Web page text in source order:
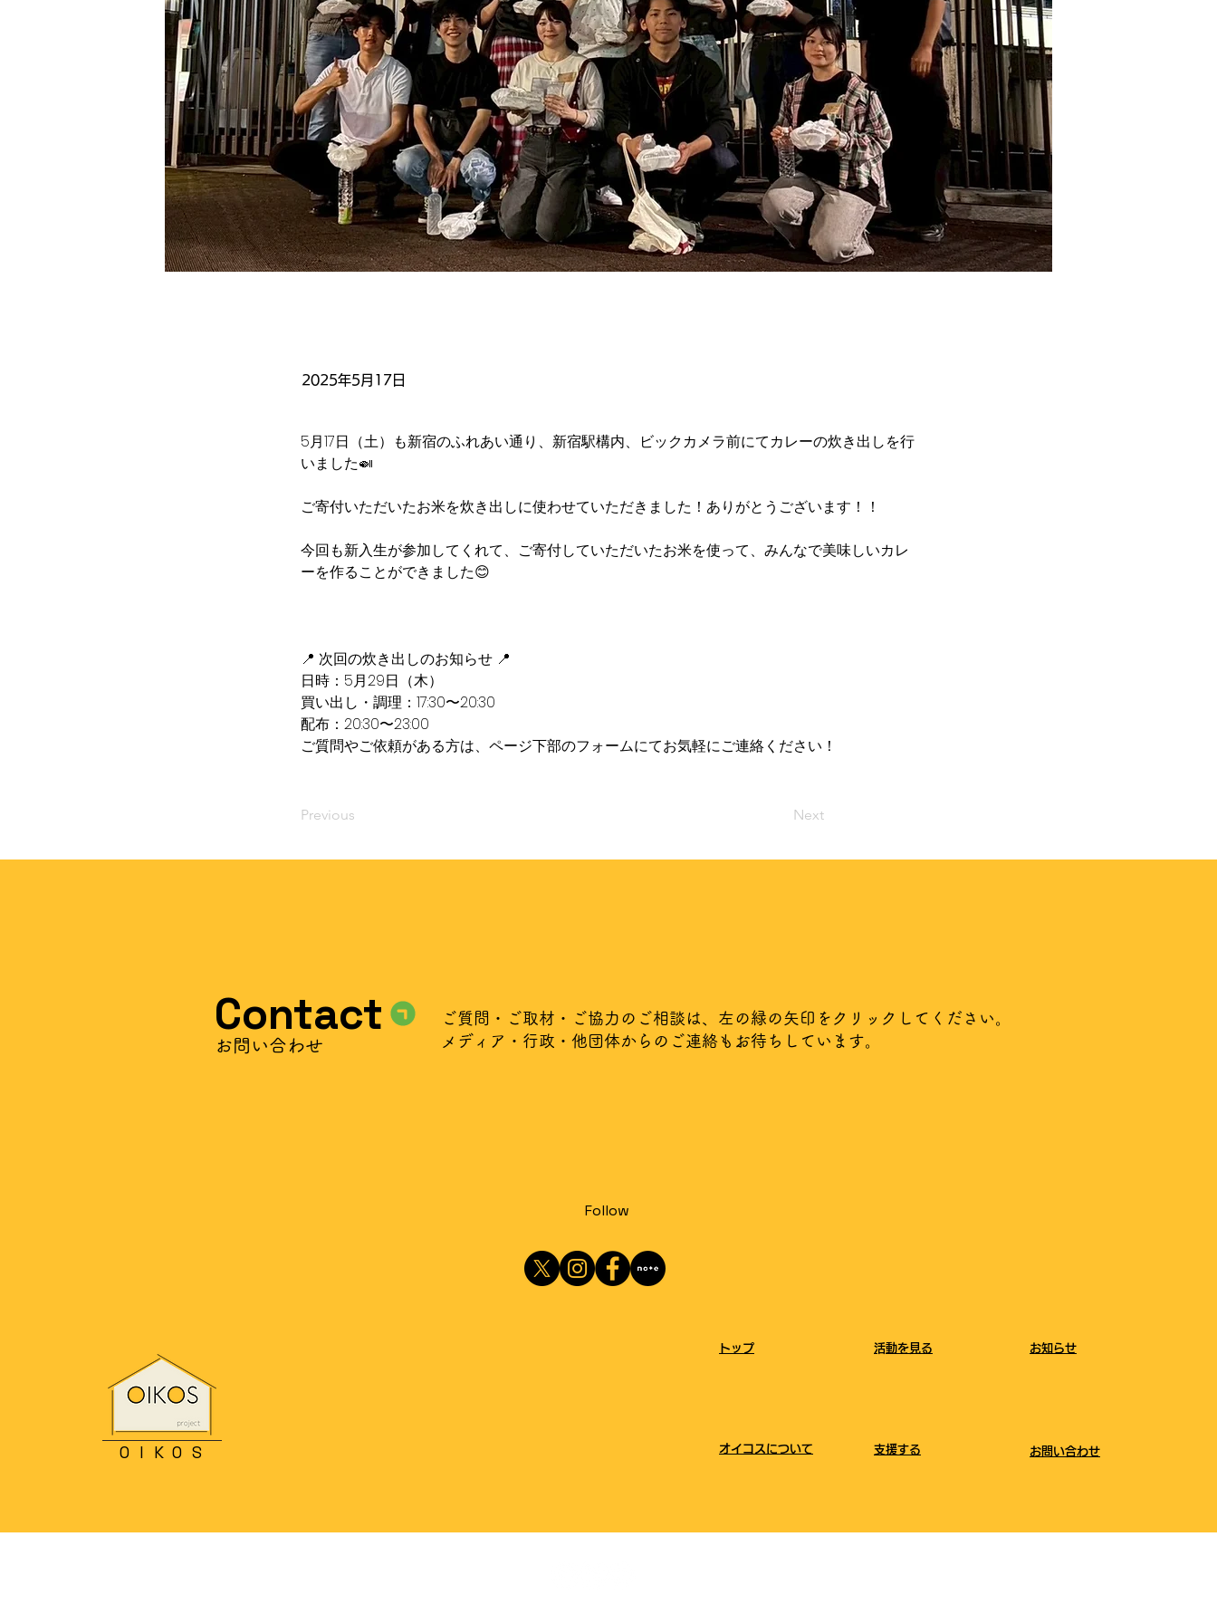
2025年5月17日
5月17日（土）も新宿のふれあい通り、新宿駅構内、ビックカメラ前にてカレーの炊き出しを行
いました🍛
ご寄付いただいたお米を炊き出しに使わせていただきました！ありがとうございます！！
今回も新入生が参加してくれて、ご寄付していただいたお米を使って、みんなで美味しいカレ
ーを作ることができました😊
📍 次回の炊き出しのお知らせ 📍
日時：5月29日（木）
買い出し・調理：17:30〜20:30
配布：20:30〜23:00
ご質問やご依頼がある方は、ページ下部のフォームにてお気軽にご連絡ください！
Previous Next
Contact
​お問い合わせ
ご質問・ご取材・ご協力のご相談は、左の緑の矢印をクリックしてください。
メディア・行政・他団体からのご連絡もお待ちしています。
Follow
OIKOS
​トップ ​活動を見る ​お知らせ
オイコスについて 支援する ​お問い合わせ